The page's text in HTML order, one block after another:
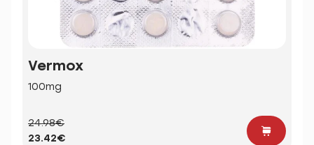
Vermox
100mg
24.98€
23.42€